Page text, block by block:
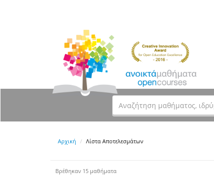
Αρχική Λίστα Αποτελεσμάτων
Βρέθηκαν 15 μαθήματα